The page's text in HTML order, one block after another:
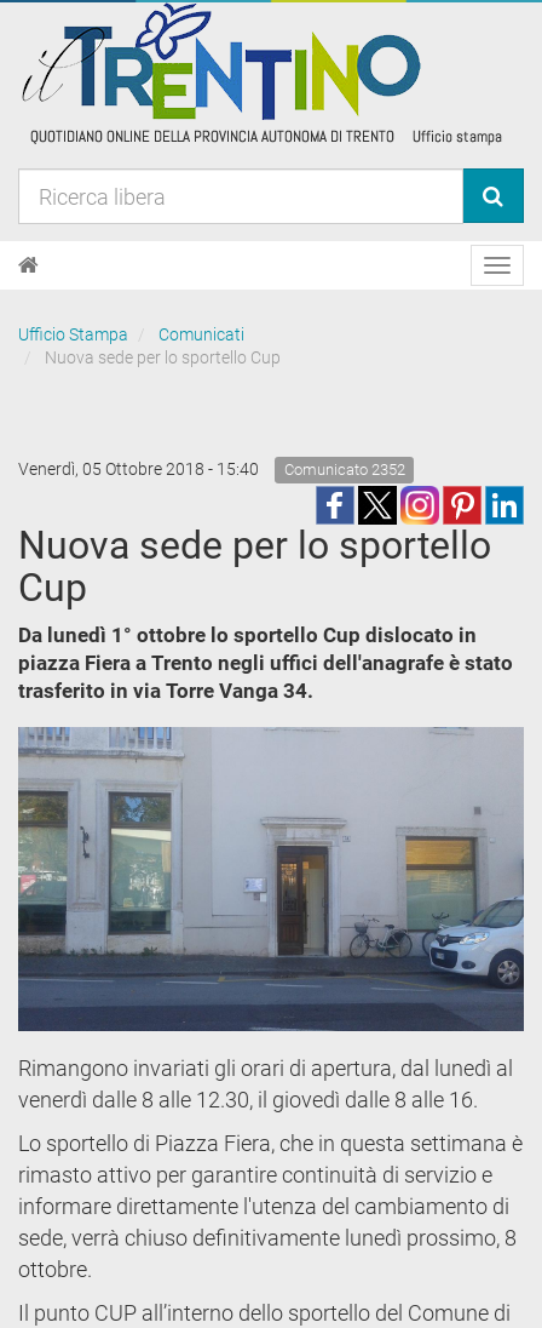
Ufficio Stampa
Comunicati
Nuova sede per lo sportello Cup
Venerdì, 05 Ottobre 2018 - 15:40 Comunicato 2352
Nuova sede per lo sportello
Cup
Da lunedì 1° ottobre lo sportello Cup dislocato in
piazza Fiera a Trento negli uffici dell'anagrafe è stato
trasferito in via Torre Vanga 34.
Rimangono invariati gli orari di apertura, dal lunedì al
venerdì dalle 8 alle 12.30, il giovedì dalle 8 alle 16.
Lo sportello di Piazza Fiera, che in questa settimana è
rimasto attivo per garantire continuità di servizio e
informare direttamente l'utenza del cambiamento di
sede, verrà chiuso definitivamente lunedì prossimo, 8
ottobre.
Il punto CUP all’interno dello sportello del Comune di